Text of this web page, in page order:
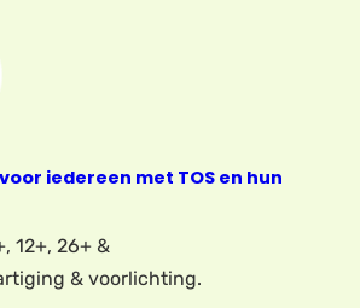
iedereen met TOS en hun
12+, 26+ &
& voorlichting.